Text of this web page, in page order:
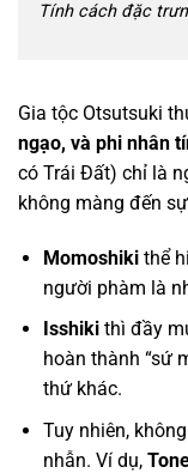
Tính cách đặc
Gia tộc Otsutsuki
ngạo, và phi nhân
có Trái Đất) chỉ là
không màng đến
Momoshikithể
người phàm là
Isshikithì đầy
hoàn thành “sứ
thứ khác.
Tuy nhiên,
nhẫn. Ví dụ,